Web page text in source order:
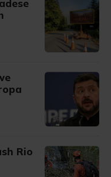
Rio